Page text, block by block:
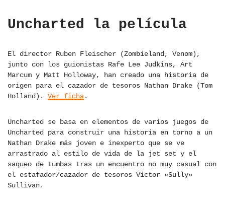
Uncharted la película
El director Ruben Fleischer (Zombieland, Venom),
junto con los guionistas Rafe Lee Judkins, Art
Marcum y Matt Holloway, han creado una historia de
origen para el cazador de tesoros Nathan Drake (Tom
Holland). Ver ficha.
Uncharted se basa en elementos de varios juegos de
Uncharted para construir una historia en torno a un
Nathan Drake más joven e inexperto que se ve
arrastrado al estilo de vida de la jet set y el
saqueo de tumbas tras un encuentro no muy casual con
el estafador/cazador de tesoros Victor «Sully»
Sullivan.